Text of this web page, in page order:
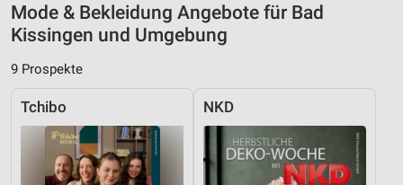
Mode & Bekleidung Angebote für Bad
Kissingen und Umgebung
9 Prospekte
Tchibo NKD